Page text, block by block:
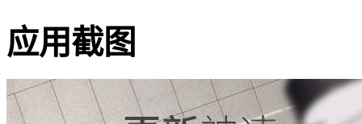
应用截图